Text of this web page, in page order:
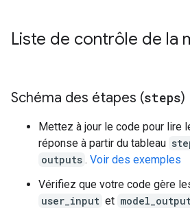
Liste de contrôle de la
Schéma des étapes (steps)
Mettez à jour le code pour lire
réponse à partir du tableau
outputs . Voir des exemples
Vérifiez que votre code gère
user_input et